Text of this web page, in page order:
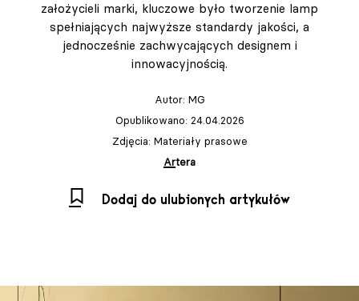
założycieli marki, kluczowe było tworzenie lamp
spełniających najwyższe standardy jakości, a
jednocześnie zachwycających designem i
innowacyjnością.
Autor: MG
Opublikowano: 24.04.2026
Zdjęcia: Materiały prasowe
Artera
Dodaj do ulubionych artykułów